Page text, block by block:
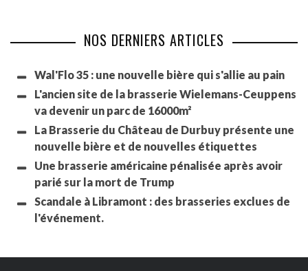
NOS DERNIERS ARTICLES
Wal'Flo 35 : une nouvelle bière qui s'allie au pain
L'ancien site de la brasserie Wielemans-Ceuppens
va devenir un parc de 16000m²
La Brasserie du Château de Durbuy présente une
nouvelle bière et de nouvelles étiquettes
Une brasserie américaine pénalisée après avoir
parié sur la mort de Trump
Scandale à Libramont : des brasseries exclues de
l'événement.